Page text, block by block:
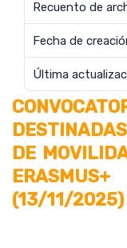
Recuento de
Fecha de
Última
DE
(13/11/2025)